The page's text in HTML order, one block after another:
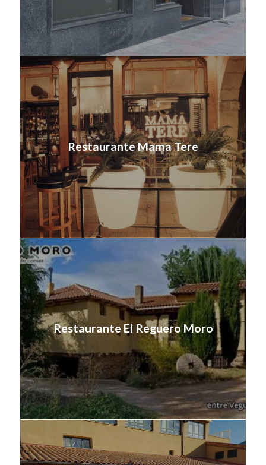
Restaurante Mama Tere
Restaurante El Reguero Moro